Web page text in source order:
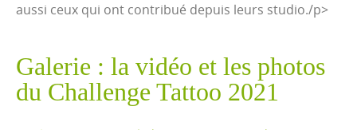
aussi ceux qui ont contribué depuis leurs studio./p>
Galerie : la vidéo et les photos
du Challenge Tattoo 2021